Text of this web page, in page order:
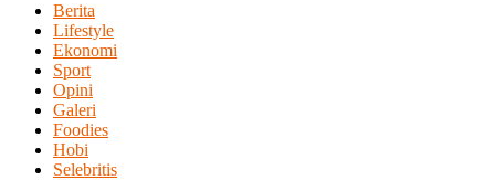
Berita
Lifestyle
Ekonomi
Sport
Opini
Galeri
Foodies
Hobi
Selebritis